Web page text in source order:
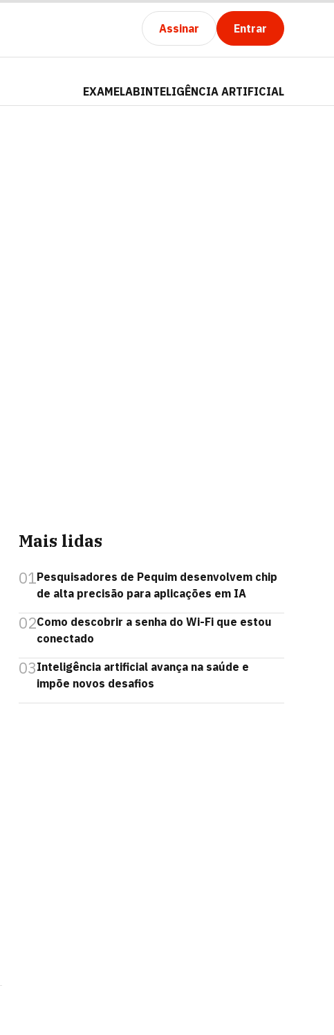
Assinar Entrar
EXAMELABINTELIGÊNCIA ARTIFICIAL
Mais lidas
01Pesquisadores de Pequim desenvolvem chip
de alta precisão para aplicações em IA
02Como descobrir a senha do Wi-Fi que estou
conectado
03Inteligência artificial avança na saúde e
impõe novos desafios